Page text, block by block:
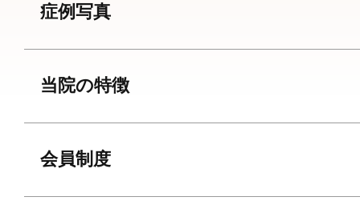
症例写真
当院の特徴
会員制度